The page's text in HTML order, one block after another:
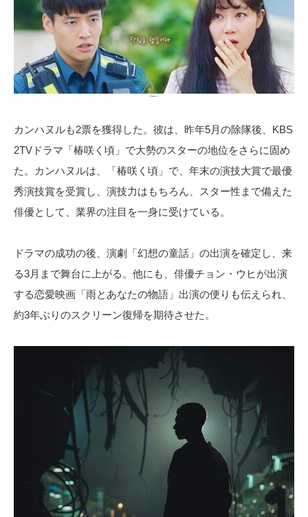
カンハヌルも2票を獲得した。彼は、昨年5月の除隊後、KBS
2TVドラマ「椿咲く頃」で大勢のスターの地位をさらに固め
た。カンハヌルは、「椿咲く頃」で、年末の演技大賞で最優
秀演技賞を受賞し、演技力はもちろん、スター性まで備えた
俳優として、業界の注目を一身に受けている。
ドラマの成功の後、演劇「幻想の童話」の出演を確定し、来
る3月まで舞台に上がる。他にも、俳優チョン・ウヒが出演
する恋愛映画「雨とあなたの物語」出演の便りも伝えられ、
約3年ぶりのスクリーン復帰を期待させた。